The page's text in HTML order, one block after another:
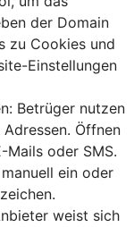
der Domain
zu Cookies und
Einstellungen
Betrüger nutzen
Öffnen
Mails oder SMS.
ein oder
weist sich